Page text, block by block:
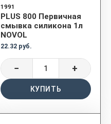
1991
PLUS 800 Первичная
смывка силикона 1л
NOVOL
22.32 руб.
− +
КУПИТЬ